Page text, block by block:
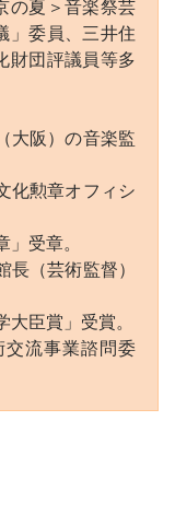
の夏＞音楽祭芸
」委員、三井住
財団評議員等多
大阪）の音楽監
化勲章オフィシ
受章。
（芸術監督）
臣賞」受賞。
流事業諮問委